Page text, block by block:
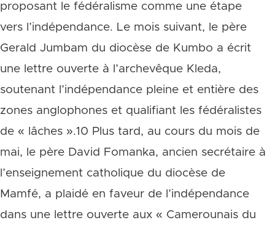
proposant le fédéralisme comme une étape
vers l’indépendance. Le mois suivant, le père
Gerald Jumbam du diocèse de Kumbo a écrit
une lettre ouverte à l’archevêque Kleda,
soutenant l’indépendance pleine et entière des
zones anglophones et qualifiant les fédéralistes
de « lâches ».10 Plus tard, au cours du mois de
mai, le père David Fomanka, ancien secrétaire à
l’enseignement catholique du diocèse de
Mamfé, a plaidé en faveur de l’indépendance
dans une lettre ouverte aux « Camerounais du